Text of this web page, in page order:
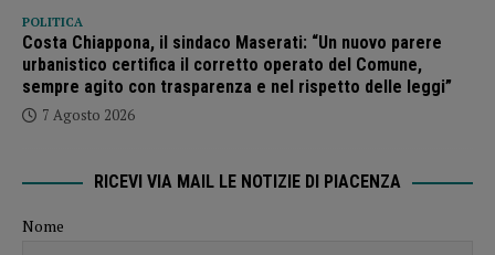
POLITICA
Costa Chiappona, il sindaco Maserati: “Un nuovo parere
urbanistico certifica il corretto operato del Comune,
sempre agito con trasparenza e nel rispetto delle leggi”
7 Agosto 2026
RICEVI VIA MAIL LE NOTIZIE DI PIACENZA
Nome